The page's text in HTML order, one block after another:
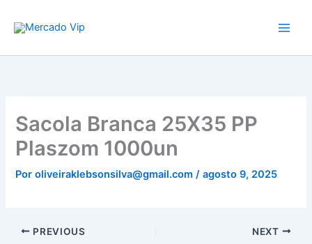
para
conteúdo
Sacola Branca 25X35 PP
Plaszom 1000un
Poroliveiraklebsonsilva@gmail.com/agosto 9, 2025
PREVIOUS NEXT